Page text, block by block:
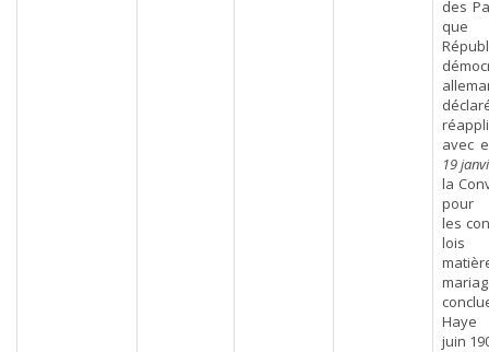
des
avec
19
la
pour
les
juin